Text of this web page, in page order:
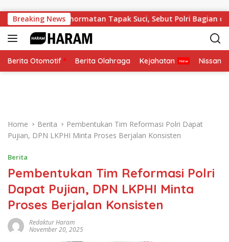
Breaking News
Kehormatan Tapak Suci, Sebut Polri Bagian dari
Berita Otomotif Berita Olahraga Kejahatan Nissan
Home Berita
Pembentukan Tim Reformasi Polri Dapat
Pujian, DPN LKPHI Minta Proses Berjalan Konsisten
Berita
Pembentukan Tim Reformasi Polri
Dapat Pujian, DPN LKPHI Minta
Proses Berjalan Konsisten
Redaktur Haram
November 20, 2025